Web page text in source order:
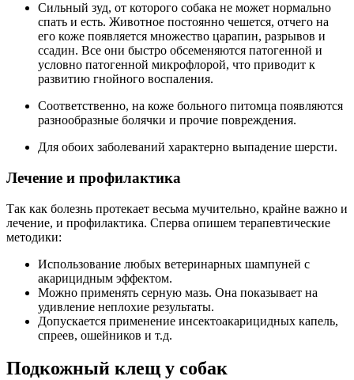
Сильный зуд, от которого собака не может нормально
спать и есть. Животное постоянно чешется, отчего на
его коже появляется множество царапин, разрывов и
ссадин. Все они быстро обсеменяются патогенной и
условно патогенной микрофлорой, что приводит к
развитию гнойного воспаления.
Соответственно, на коже больного питомца появляются
разнообразные болячки и прочие повреждения.
Для обоих заболеваний характерно выпадение шерсти.
Лечение и профилактика
Так как болезнь протекает весьма мучительно, крайне важно и
лечение, и профилактика. Сперва опишем терапевтические
методики:
Использование любых ветеринарных шампуней с
акарицидным эффектом.
Можно применять серную мазь. Она показывает на
удивление неплохие результаты.
Допускается применение инсектоакарицидных капель,
спреев, ошейников и т.д.
Подкожный клещ у собак